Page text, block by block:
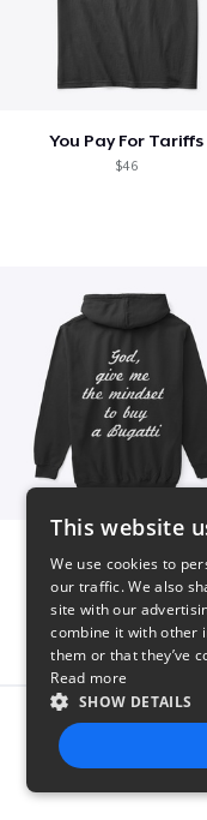
You Pay For Tariffs
$46
$51
This website
We use cookies to
our traffic. We also
site with our
combine it with other
them or that they’ve
Read more
SHOW DETAILS
STRICTLY